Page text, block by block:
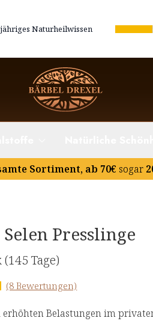
Naturheilwissen
Sortiment, ab 70€ sogar
Presslinge
(145 Tage)
(8 Bewertungen)
erhöhten Belastungen im